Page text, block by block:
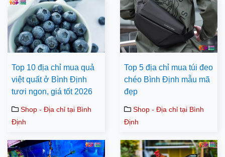
Top 10 địa chỉ mua quả
việt quất ở Bình Định
tươi ngon, giá tốt 2026
Shop - Địa chỉ tại Bình
Định
Top 5 địa chỉ mua túi đeo
chéo Bình Định mẫu mã
đẹp
Shop - Địa chỉ tại Bình
Định